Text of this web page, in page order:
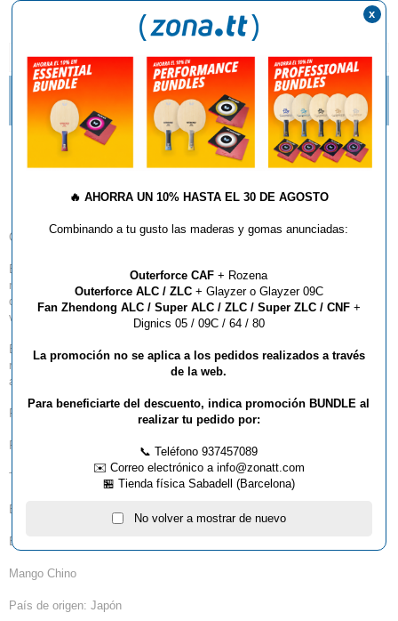
DESCRIPCIÓN Y CARACTERÍSTICAS
¿QUÉ ESTILO DE MANGO DE RAQUETA DEBO
ELEGIR?
Madera Butterfly Fan
Zhendong Super ALC PH
Combinación de flexibilidad y alto rebote.
En esta madera se utiliza el Super Arylate-Carbon, que consigue un
mayor rebote manteniendo la flexibilidad del Arylate-Carbon. La propiedad
de reacción se ha incrementado con éxito sin aumentar la propiedad de
vibración en comparación con Fan Zhendong ALC.
El diseño general se inspiró en el juego orientado al ataque de Fan a un
ritmo rápido. En la empuñadura se utilizan líneas rectas para significar la
actitud de Fan Zhendong, cuyo objetivo es ir siempre hacia delante.
Propiedad de reacción: 12.1
Propiedad de vibración: 10.1
Tamaño de la madera: 157×150 mm
Espesor de la madera: 5,7 mm
Estructura de la madera: 5 capas de madera + 2 Super Arylate-Carbon
Mango Chino
País de origen: Japón
🔥 AHORRA UN 10% HASTA EL 30 DE AGOSTO
Combinando a tu gusto las maderas y gomas anunciadas:
Outerforce CAF + Rozena
Outerforce ALC / ZLC+ Glayzer o Glayzer 09C
Fan Zhendong ALC / Super ALC / ZLC / Super ZLC / CNF+
Dignics 05 / 09C / 64 / 80
La promoción no se aplica a los pedidos realizados a través
de la web.
Para beneficiarte del descuento, indica promoción BUNDLE al
realizar tu pedido por:
📞 Teléfono 937457089
✉️ Correo electrónico a info@zonatt.com
🏪 Tienda física Sabadell (Barcelona)
No volver a mostrar de nuevo
x